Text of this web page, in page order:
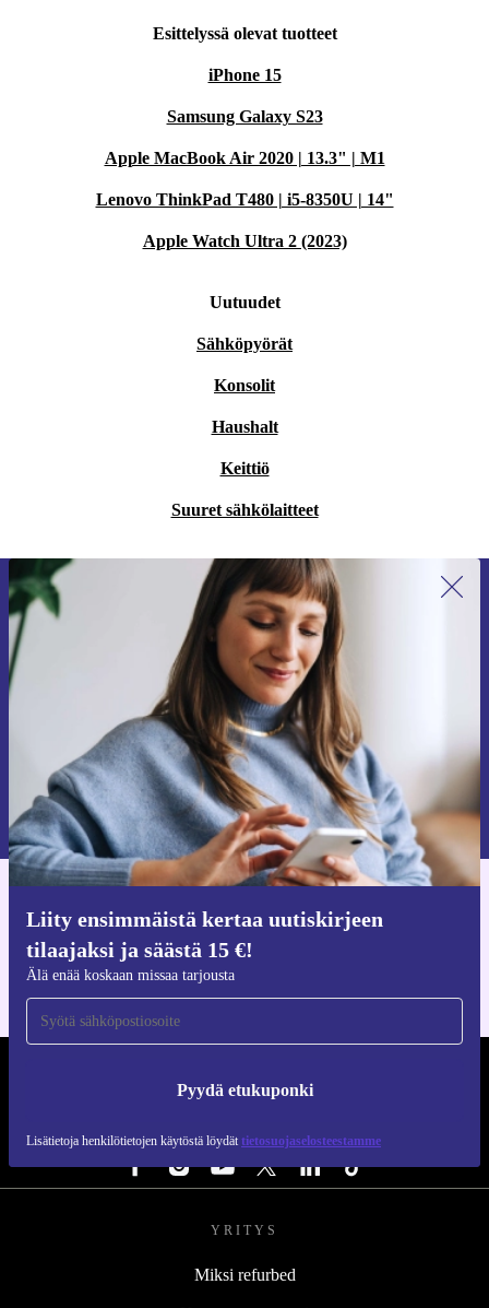
Esittelyssä olevat tuotteet
iPhone 15
Samsung Galaxy S23
Apple MacBook Air 2020 | 13.3" | M1
Lenovo ThinkPad T480 | i5-8350U | 14"
Apple Watch Ultra 2 (2023)
Uutuudet
Sähköpyörät
Konsolit
Haushalt
Keittiö
Suuret sähkölaitteet
Liity ensimmäistä kertaa uutiskirjeen
tilaajaksi ja säästä 15 €!
Älä enää koskaan missaa tarjousta
Pyydä etukuponki
Lisätietoja henkilötietojen käytöstä löydät tietosuojaselosteestamme
Liity ensimmäistä kertaa uutiskirjeen
tilaajaksi ja säästä 15 €!
Älä missaa enää yhtäkään tarjousta.
Pyydä etukuponki
Lisätietoja henkilötietojen käytöstä löydättietosuojaselosteestamme.
iOS:lle ja Androidille
YRITYS
Miksi refurbed